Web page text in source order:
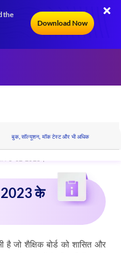
the
Download Now
बुक, सॉल्यूशन, मॉक टेस्ट और भी अधिक
2023 के
है जो शैक्षिक बोर्ड को शासित और